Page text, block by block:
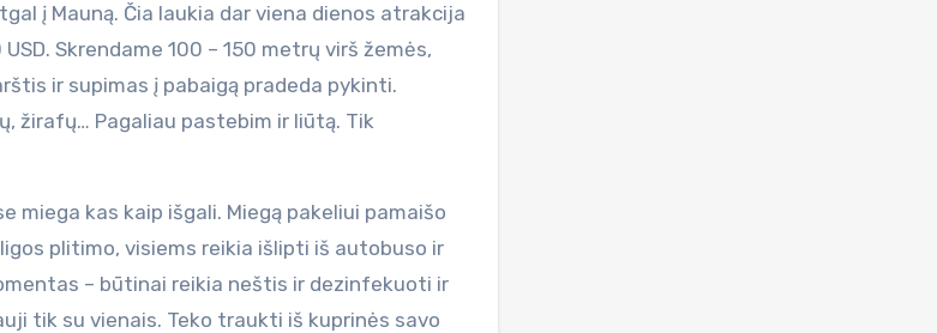
į Mauną. Čia laukia dar viena dienos atrakcija
Skrendame 100 – 150 metrų virš žemės,
ir supimas į pabaigą pradeda pykinti.
žirafų… Pagaliau pastebim ir liūtą. Tik
miega kas kaip išgali. Miegą pakeliui pamaišo
plitimo, visiems reikia išlipti iš autobuso ir
– būtinai reikia neštis ir dezinfekuoti ir
tik su vienais. Teko traukti iš kuprinės savo